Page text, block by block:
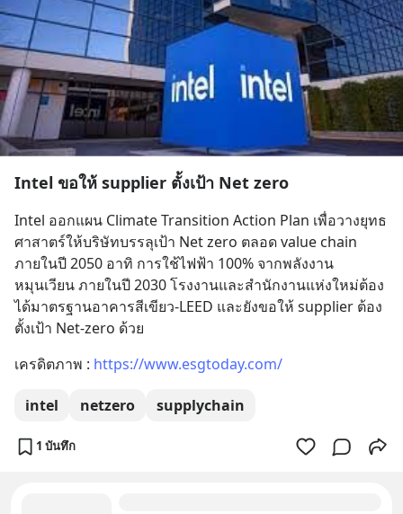
Intel ขอให้ supplier ตั้งเป้า Net zero
Intel ออกแผน Climate Transition Action Plan เพื่อวางยุทธ
ศาสาตร์ให้บริษัทบรรลุเป้า Net zero ตลอด value chain
ภายในปี 2050 อาทิ การใช้ไฟฟ้า 100% จากพลังงาน
หมุนเวียน ภายในปี 2030 โรงงานและสำนักงานแห่งใหม่ต้อง
ได้มาตรฐานอาคารสีเขียว-LEED และยังขอให้ supplier ต้อง
ตั้งเป้า Net-zero ด้วย
เครดิตภาพ : https://www.esgtoday.com/
intel netzero supplychain
1 บันทึก